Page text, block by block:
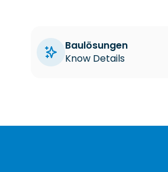
Baulösungen
Know Details